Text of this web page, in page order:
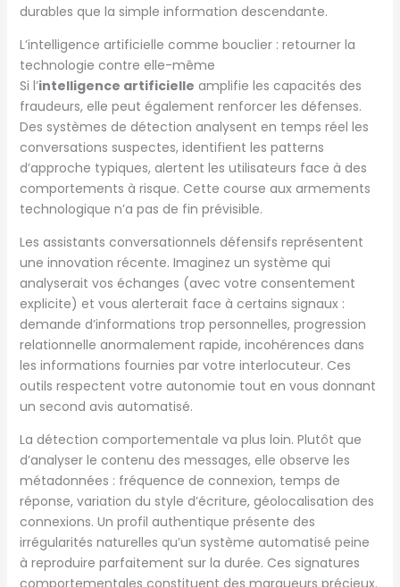
durables que la simple information descendante.
L’intelligence artificielle comme bouclier : retourner la
technologie contre elle-même
Si l’intelligence artificielle amplifie les capacités des
fraudeurs, elle peut également renforcer les défenses.
Des systèmes de détection analysent en temps réel les
conversations suspectes, identifient les patterns
d’approche typiques, alertent les utilisateurs face à des
comportements à risque. Cette course aux armements
technologique n’a pas de fin prévisible.
Les assistants conversationnels défensifs représentent
une innovation récente. Imaginez un système qui
analyserait vos échanges (avec votre consentement
explicite) et vous alerterait face à certains signaux :
demande d’informations trop personnelles, progression
relationnelle anormalement rapide, incohérences dans
les informations fournies par votre interlocuteur. Ces
outils respectent votre autonomie tout en vous donnant
un second avis automatisé.
La détection comportementale va plus loin. Plutôt que
d’analyser le contenu des messages, elle observe les
métadonnées : fréquence de connexion, temps de
réponse, variation du style d’écriture, géolocalisation des
connexions. Un profil authentique présente des
irrégularités naturelles qu’un système automatisé peine
à reproduire parfaitement sur la durée. Ces signatures
comportementales constituent des marqueurs précieux.